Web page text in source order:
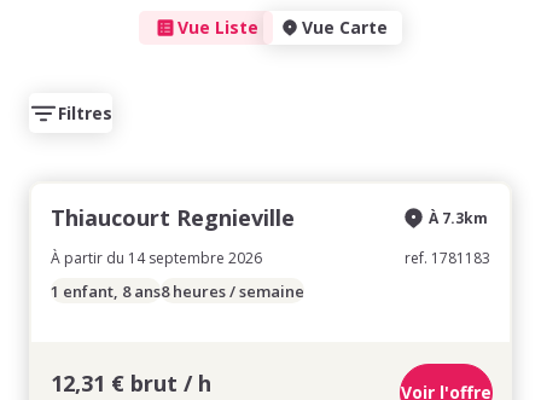
Vue Liste Vue Carte
Filtres
Thiaucourt Regnieville
À partir du 14 septembre 2026
À 7.3km
ref. 1781183
1 enfant, 8 ans8 heures / semaine
12,31 € brut / h Voir l'offre